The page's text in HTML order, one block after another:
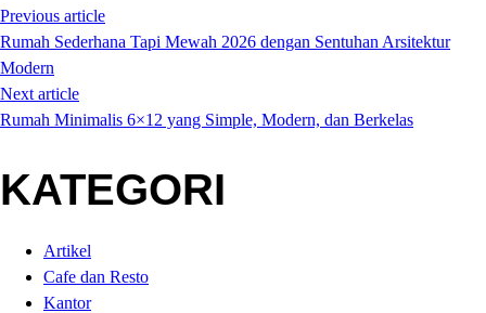
Previous article
Rumah Sederhana Tapi Mewah 2026 dengan Sentuhan Arsitektur
Modern
Next article
Rumah Minimalis 6×12 yang Simple, Modern, dan Berkelas
KATEGORI
Artikel
Cafe dan Resto
Kantor